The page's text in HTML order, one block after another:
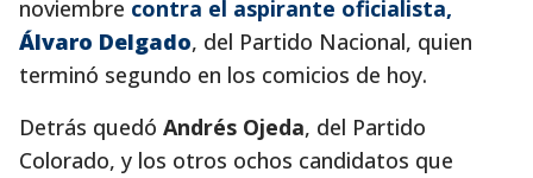
noviembre contra el aspirante oficialista,
Álvaro Delgado, del Partido Nacional, quien
terminó segundo en los comicios de hoy.
Detrás quedó Andrés Ojeda, del Partido
Colorado, y los otros ochos candidatos que